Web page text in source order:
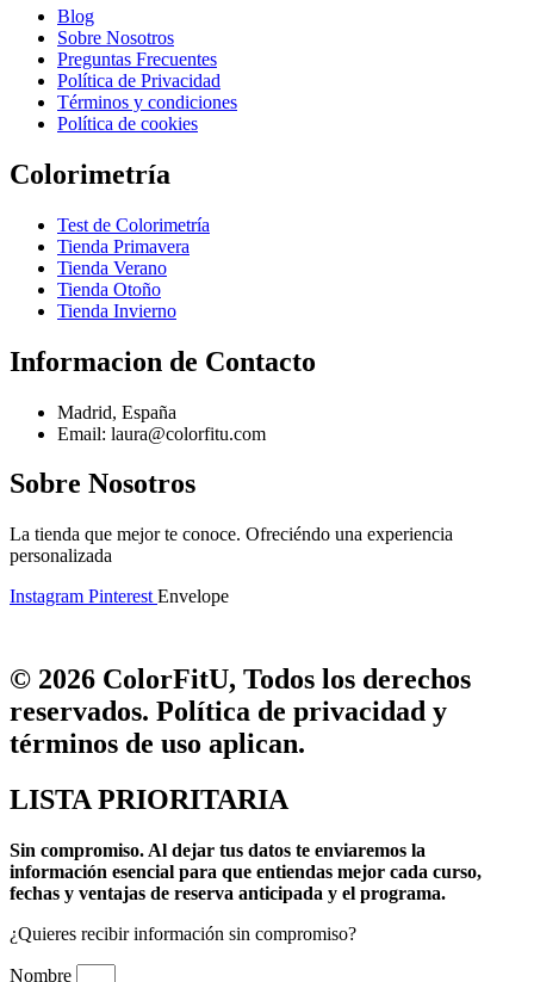
Blog
Sobre Nosotros
Preguntas Frecuentes
Política de Privacidad
Términos y condiciones
Política de cookies
Colorimetría
Test de Colorimetría
Tienda Primavera
Tienda Verano
Tienda Otoño
Tienda Invierno
Informacion de Contacto
Madrid, España
Email: laura@colorfitu.com
Sobre Nosotros
La tienda que mejor te conoce. Ofreciéndo una experiencia
personalizada
Instagram Pinterest Envelope
© 2026 ColorFitU, Todos los derechos
reservados. Política de privacidad y
términos de uso aplican.
LISTA PRIORITARIA
Sin compromiso. Al dejar tus datos te enviaremos la
información esencial para que entiendas mejor cada curso,
fechas y ventajas de reserva anticipada y el programa.
¿Quieres recibir información sin compromiso?
Nombre